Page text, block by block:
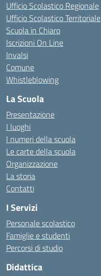
Ufficio Scolastico Regionale
Ufficio Scolastico Territoriale
Scuola in Chiaro
Iscrizioni On Line
Invalsi
Comune
Whistleblowing
La Scuola
Presentazione
I luoghi
I numeri della scuola
Le carte della scuola
Organizzazione
La storia
Contatti
I Servizi
Personale scolastico
Famiglie e studenti
Percorsi di studio
Didattica